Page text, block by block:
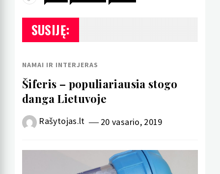
SUSIJĘ:
NAMAI IR INTERJERAS
Šiferis – populiariausia stogo
danga Lietuvoje
Rašytojas.lt 20 vasario, 2019